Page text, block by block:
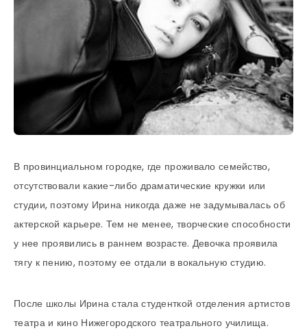
В провинциальном городке, где проживало семейство,
отсутствовали какие-либо драматические кружки или
студии, поэтому Ирина никогда даже не задумывалась об
актерской карьере. Тем не менее, творческие способности
у нее проявились в раннем возрасте. Девочка проявила
тягу к пению, поэтому ее отдали в вокальную студию.
После школы Ирина стала студенткой отделения артистов
театра и кино Нижегородского театрального училища.